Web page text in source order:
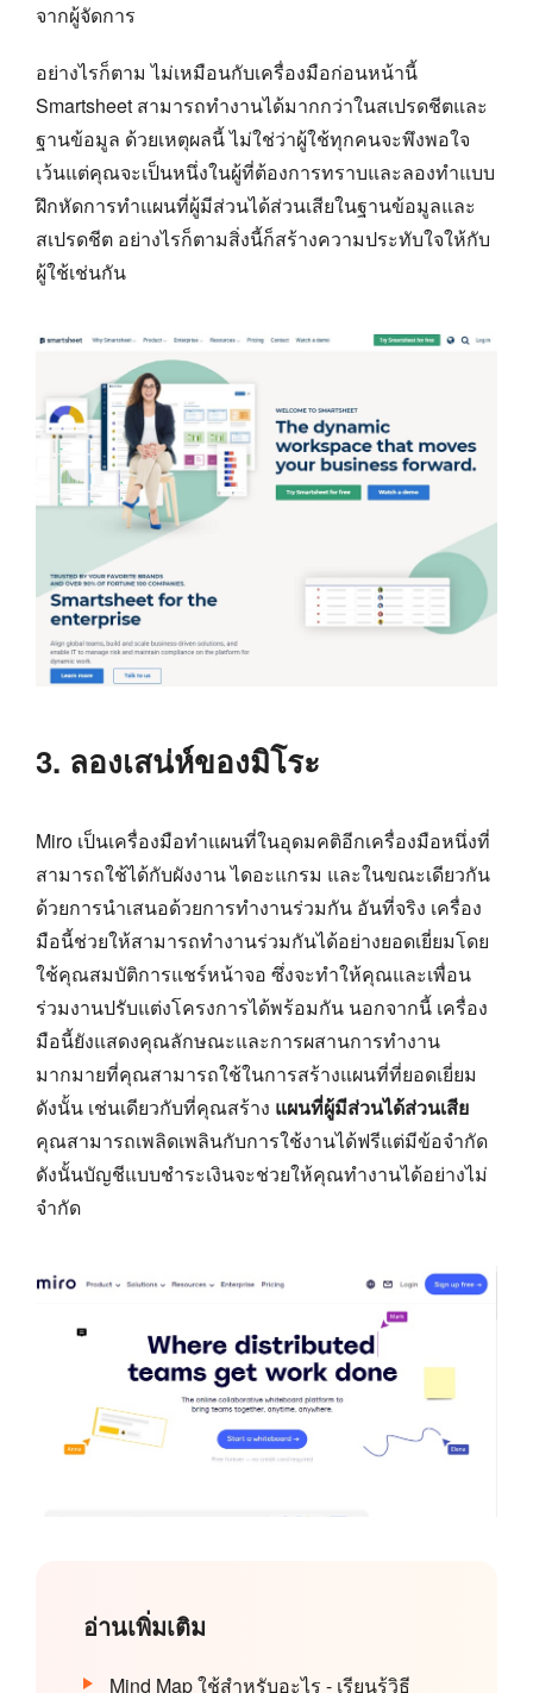
จากผู้จัดการ
อย่างไรก็ตาม ไม่เหมือนกับเครื่องมือก่อนหน้านี้
Smartsheet สามารถทำงานได้มากกว่าในสเปรดชีตและ
ฐานข้อมูล ด้วยเหตุผลนี้ ไม่ใช่ว่าผู้ใช้ทุกคนจะพึงพอใจ
เว้นแต่คุณจะเป็นหนึ่งในผู้ที่ต้องการทราบและลองทำแบบ
ฝึกหัดการทำแผนที่ผู้มีส่วนได้ส่วนเสียในฐานข้อมูลและ
สเปรดชีต อย่างไรก็ตามสิ่งนี้ก็สร้างความประทับใจให้กับ
ผู้ใช้เช่นกัน
3. ลองเสน่ห์ของมิโระ
Miro เป็นเครื่องมือทำแผนที่ในอุดมคติอีกเครื่องมือหนึ่งที่
สามารถใช้ได้กับผังงาน ไดอะแกรม และในขณะเดียวกัน
ด้วยการนำเสนอด้วยการทำงานร่วมกัน อันที่จริง เครื่อง
มือนี้ช่วยให้สามารถทำงานร่วมกันได้อย่างยอดเยี่ยมโดย
ใช้คุณสมบัติการแชร์หน้าจอ ซึ่งจะทำให้คุณและเพื่อน
ร่วมงานปรับแต่งโครงการได้พร้อมกัน นอกจากนี้ เครื่อง
มือนี้ยังแสดงคุณลักษณะและการผสานการทำงาน
มากมายที่คุณสามารถใช้ในการสร้างแผนที่ที่ยอดเยี่ยม
ดังนั้น เช่นเดียวกับที่คุณสร้าง แผนที่ผู้มีส่วนได้ส่วนเสีย
คุณสามารถเพลิดเพลินกับการใช้งานได้ฟรีแต่มีข้อจำกัด
ดังนั้นบัญชีแบบชำระเงินจะช่วยให้คุณทำงานได้อย่างไม่
จำกัด
อ่านเพิ่มเติม
Mind Map ใช้สำหรับอะไร - เรียนรู้วิธี